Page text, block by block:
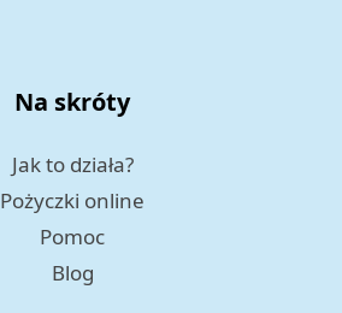
Na skróty
Jak to działa?
Pożyczki online
Pomoc
Blog